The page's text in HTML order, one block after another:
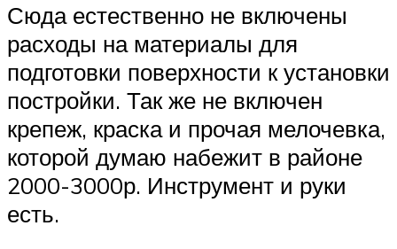
Сюда естественно не включены
расходы на материалы для
подготовки поверхности к установки
постройки. Так же не включен
крепеж, краска и прочая мелочевка,
которой думаю набежит в районе
2000-3000р. Инструмент и руки
есть.